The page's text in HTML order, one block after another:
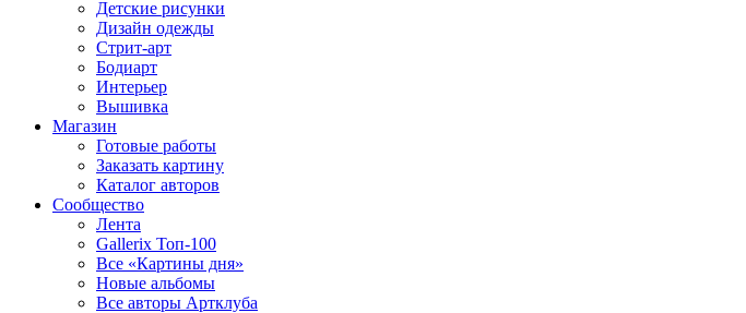
Детские рисунки
Дизайн одежды
Стрит-арт
Бодиарт
Интерьер
Вышивка
Магазин
Готовые работы
Заказать картину
Каталог авторов
Сообщество
Лента
Gallerix Топ-100
Все «Картины дня»
Новые альбомы
Все авторы Артклуба